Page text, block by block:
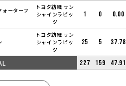
ーターフ
トヨタ紡織 サン
シャインラビッ
ツ
1 0 0.00
トヨタ紡織 サン
シャインラビッ
ツ
25 5 37.78
227 159 47.91